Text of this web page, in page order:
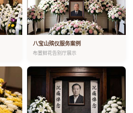
八宝山殡仪服务案例
布置鲜花告别厅展示